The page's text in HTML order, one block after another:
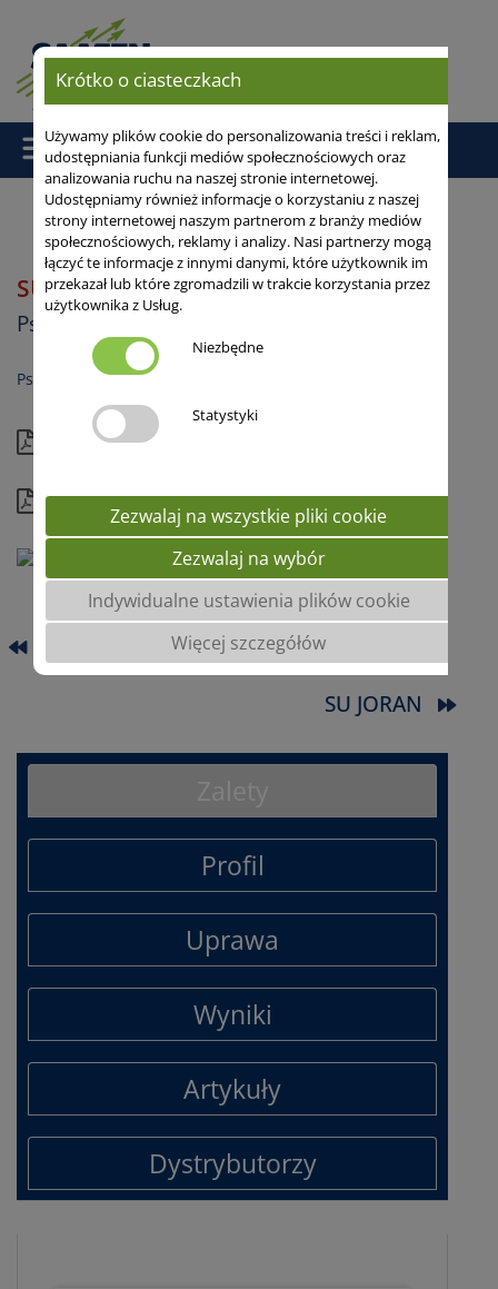
Strona główna// SU BANATUS
SU BANATUSB
Pszenica ozima
Pszenica chlebowa
Aktualna karta
Kompletny profil
SU AVENTINUS
SU JORAN
Profil
Uprawa
Wyniki
Artykuły
Dystrybutorzy
Krótko o ciasteczkach
Używamy plików cookie do personalizowania treści i reklam,
udostępniania funkcji mediów społecznościowych oraz
analizowania ruchu na naszej stronie internetowej.
Udostępniamy również informacje o korzystaniu z naszej
strony internetowej naszym partnerom z branży mediów
społecznościowych, reklamy i analizy. Nasi partnerzy mogą
łączyć te informacje z innymi danymi, które użytkownik im
przekazał lub które zgromadzili w trakcie korzystania przez
użytkownika z Usług.
Niezbędne
Statystyki
Zezwalaj na wszystkie pliki cookie
Zezwalaj na wybór
Indywidualne ustawienia plików cookie
Więcej szczegółów